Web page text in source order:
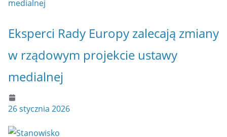
Eksperci Rady Europy zalecają zmiany
w rządowym projekcie ustawy
medialnej
26 stycznia 2026